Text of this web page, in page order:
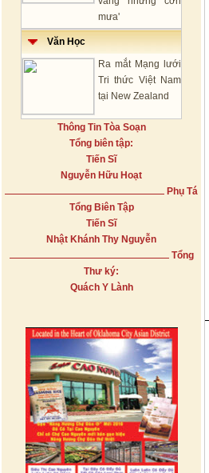
mưa'
Văn Học
Ra mắt Mạng lưới
Tri thức Việt Nam
tại New Zealand
Thông Tin Tòa Soạn
Tổng biên tập:
Tiến Sĩ
Nguyễn Hữu Hoạt
Phụ Tá
Tổng Biên Tập
Tiến Sĩ
Nhật Khánh Thy Nguyễn
Tổng
Thư ký:
Quách Y Lành